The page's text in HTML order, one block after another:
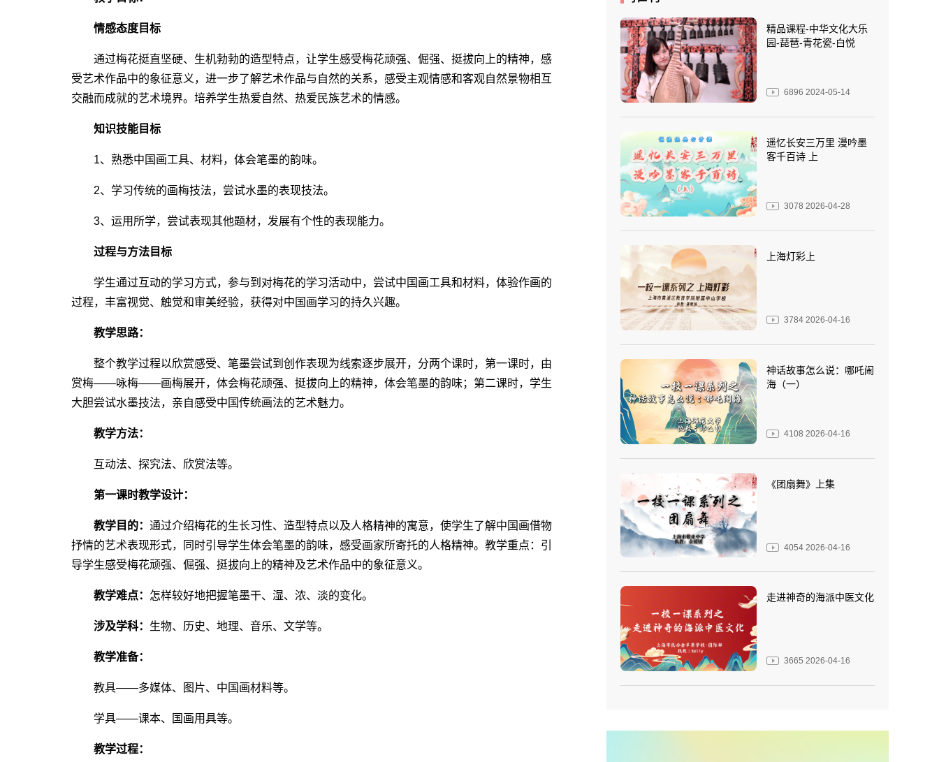
情感态度目标
通过梅花挺直坚硬、生机勃勃的造型特点，让学生感受梅花顽强、倔强、挺拔向上的精神，感
受艺术作品中的象征意义，进一步了解艺术作品与自然的关系，感受主观情感和客观自然景物相互
交融而成就的艺术境界。培养学生热爱自然、热爱民族艺术的情感。
知识技能目标
1、熟悉中国画工具、材料，体会笔墨的韵味。
2、学习传统的画梅技法，尝试水墨的表现技法。
3、运用所学，尝试表现其他题材，发展有个性的表现能力。
过程与方法目标
学生通过互动的学习方式，参与到对梅花的学习活动中，尝试中国画工具和材料，体验作画的
过程，丰富视觉、触觉和审美经验，获得对中国画学习的持久兴趣。
教学思路：
整个教学过程以欣赏感受、笔墨尝试到创作表现为线索逐步展开，分两个课时，第一课时，由
赏梅――咏梅――画梅展开，体会梅花顽强、挺拔向上的精神，体会笔墨的韵味；第二课时，学生
大胆尝试水墨技法，亲自感受中国传统画法的艺术魅力。
教学方法：
互动法、探究法、欣赏法等。
第一课时教学设计：
教学目的： 通过介绍梅花的生长习性、造型特点以及人格精神的寓意，使学生了解中国画借物
抒情的艺术表现形式，同时引导学生体会笔墨的韵味，感受画家所寄托的人格精神。教学重点：引
导学生感受梅花顽强、倔强、挺拔向上的精神及艺术作品中的象征意义。
教学难点： 怎样较好地把握笔墨干、湿、浓、淡的变化。
涉及学科： 生物、历史、地理、音乐、文学等。
教学准备：
教具――多媒体、图片、中国画材料等。
学具――课本、国画用具等。
教学过程：
精品课程-中华文化大乐
园-琵琶-青花瓷-白悦
6896 2024-05-14
遥忆长安三万里 漫吟墨
客千百诗 上
3078 2026-04-28
上海灯彩上
3784 2026-04-16
神话故事怎么说：哪吒闹
海（一）
4108 2026-04-16
《团扇舞》上集
4054 2026-04-16
走进神奇的海派中医文化
3665 2026-04-16